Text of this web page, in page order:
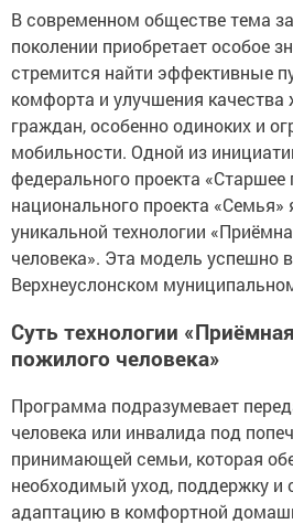
В современном обществе тема
поколении приобретает особое
стремится найти эффективные
комфорта и улучшения
граждан, особенно одиноких и
мобильности. Одной из
федерального проекта «Старшее
национального проекта «Семья»
уникальной технологии
человека». Эта модель успешно
Верхнеуслонском
Суть технологии
пожилого человека»
Программа подразумевает
человека или инвалида под
принимающей семьи, которая
необходимый уход, поддержку и
адаптацию в комфортной